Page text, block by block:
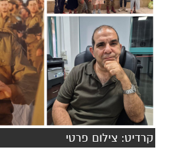
קרדיט: צילום פרטי